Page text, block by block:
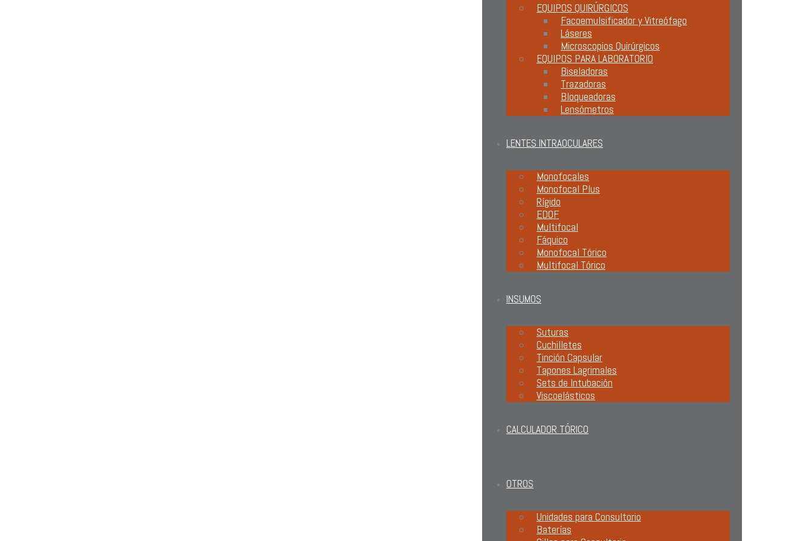
EQUIPOS QUIRÚRGICOS
Facoemulsificador y Vitreófago
Láseres
Microscopios Quirúrgicos
EQUIPOS PARA LABORATORIO
Biseladoras
Trazadoras
Bloqueadoras
Lensómetros
LENTES INTRAOCULARES
Monofocales
Monofocal Plus
Rígido
EDOF
Multifocal
Fáquico
Monofocal Tórico
Multifocal Tórico
INSUMOS
Suturas
Cuchilletes
Tinción Capsular
Tapones Lagrimales
Sets de Intubación
Viscoelásticos
CALCULADOR TÓRICO
OTROS
Unidades para Consultorio
Baterías